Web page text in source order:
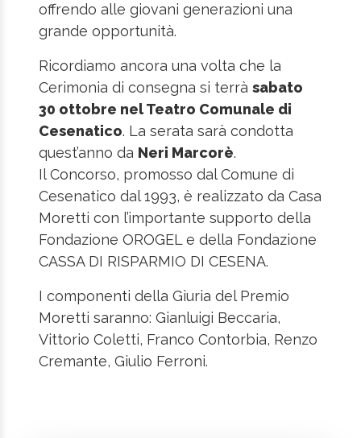
offrendo alle giovani generazioni una
grande opportunità.
Ricordiamo ancora una volta che la
Cerimonia di consegna si terrà sabato
30 ottobre nel Teatro Comunale di
Cesenatico. La serata sarà condotta
quest’anno da Neri Marcorè.
Il Concorso, promosso dal Comune di
Cesenatico dal 1993, è realizzato da Casa
Moretti con l’importante supporto della
Fondazione OROGEL e della Fondazione
CASSA DI RISPARMIO DI CESENA.
I componenti della Giuria del Premio
Moretti saranno: Gianluigi Beccaria,
Vittorio Coletti, Franco Contorbia, Renzo
Cremante, Giulio Ferroni.